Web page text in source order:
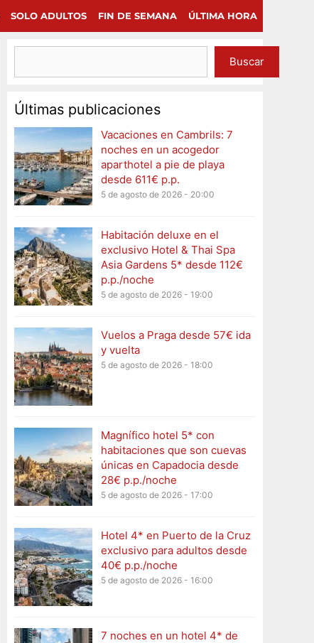
SOLO ADULTOS FIN DE SEMANA ÚLTIMA HORA
Buscar
Últimas publicaciones
Vacaciones en Cambrils: 7
noches en un acogedor
aparthotel a pie de playa
desde 611€ p.p.
5 de agosto de 2026 - 20:00
Habitación deluxe en el
exclusivo Hotel & Thai Spa
Asia Gardens 5* desde 112€
p.p./noche
5 de agosto de 2026 - 19:00
Vuelos a Praga desde 57€ ida
y vuelta
5 de agosto de 2026 - 18:00
Magnífico hotel 5* con
habitaciones que son cuevas
únicas en Capadocia desde
28€ p.p./noche
5 de agosto de 2026 - 17:00
Hotel 4* en Puerto de la Cruz
exclusivo para adultos desde
40€ p.p./noche
5 de agosto de 2026 - 16:00
7 noches en un hotel 4* de
Continuar ×